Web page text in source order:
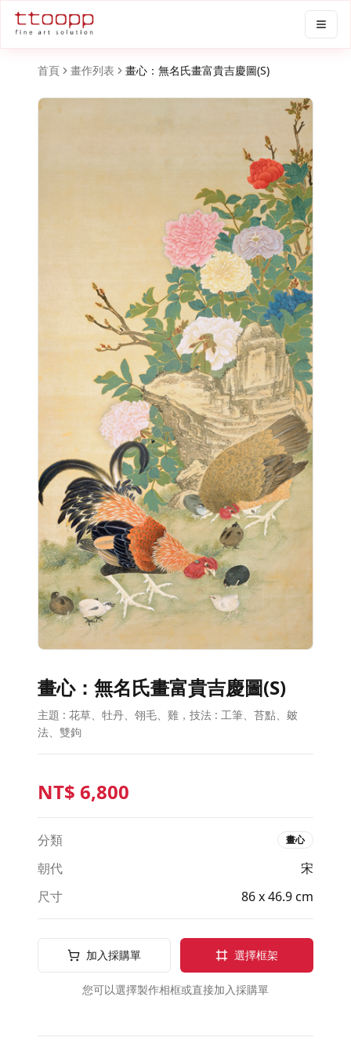
首頁 畫作列表 畫心：無名氏畫富貴吉慶圖(S)
畫心：無名氏畫富貴吉慶圖(S)
主題 : 花草、牡丹、翎毛、雞，技法 : 工筆、苔點、皴
法、雙鉤
NT$ 6,800
分類 畫心
朝代
宋
尺寸
86 x 46.9 cm
加入採購單 選擇框架
您可以選擇製作相框或直接加入採購單